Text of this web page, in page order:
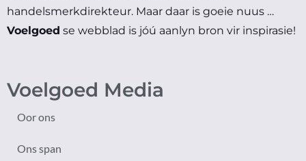
handelsmerkdirekteur. Maar daar is goeie nuus …
Voelgoed se webblad is jóú aanlyn bron vir inspirasie!
Voelgoed Media
Oor ons
Ons span